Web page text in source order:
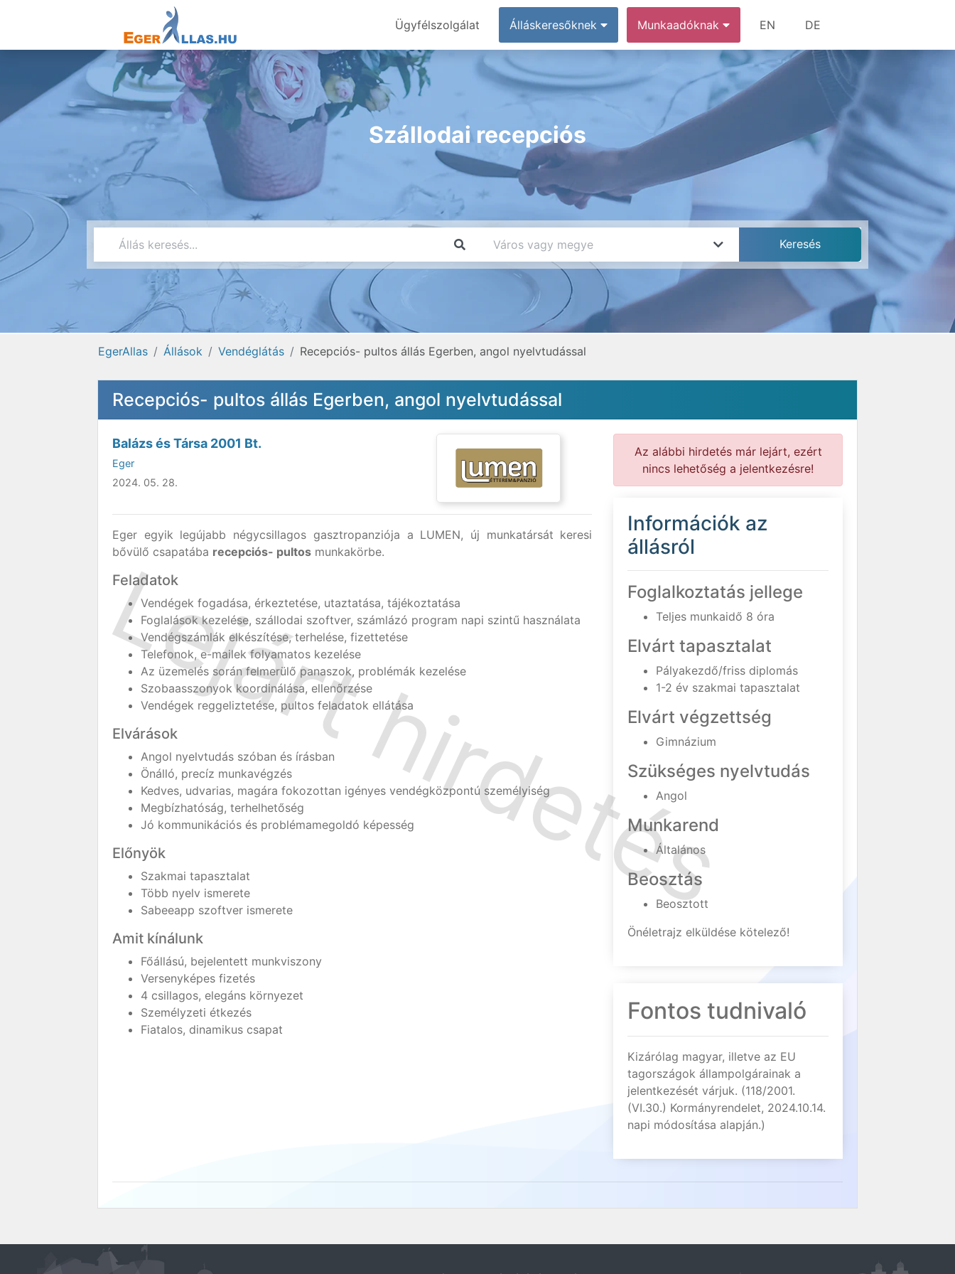
Ügyfélszolgálat Álláskeresőknek Munkaadóknak EN DE
Szállodai recepciós
EgerAllas Állások Vendéglátás Recepciós- pultos állás Egerben, angol nyelvtudással
Recepciós- pultos állás Egerben, angol nyelvtudással
Balázs és Társa 2001 Bt.
Eger
2024. 05. 28.
Eger egyik legújabb négycsillagos gasztropanziója a LUMEN, új munkatársát keresi
bővülő csapatába recepciós- pultos munkakörbe.
Feladatok
Vendégek fogadása, érkeztetése, utaztatása, tájékoztatása
Foglalások kezelése, szállodai szoftver, számlázó program napi szintű használata
Vendégszámlák elkészítése, terhelése, fizettetése
Telefonok, e-mailek folyamatos kezelése
Az üzemelés során felmerülő panaszok, problémák kezelése
Szobaasszonyok koordinálása, ellenőrzése
Vendégek reggeliztetése, pultos feladatok ellátása
Elvárások
Angol nyelvtudás szóban és írásban
Önálló, precíz munkavégzés
Kedves, udvarias, magára fokozottan igényes vendégközpontú személyiség
Megbízhatóság, terhelhetőség
Jó kommunikációs és problémamegoldó képesség
Előnyök
Szakmai tapasztalat
Több nyelv ismerete
Sabeeapp szoftver ismerete
Amit kínálunk
Főállású, bejelentett munkviszony
Versenyképes fizetés
4 csillagos, elegáns környezet
Személyzeti étkezés
Fiatalos, dinamikus csapat
Az alábbi hirdetés már lejárt, ezért
nincs lehetőség a jelentkezésre!
Információk az
állásról
Foglalkoztatás jellege
Teljes munkaidő 8 óra
Elvárt tapasztalat
Pályakezdő/friss diplomás
1-2 év szakmai tapasztalat
Elvárt végzettség
Gimnázium
Szükséges nyelvtudás
Angol
Munkarend
Általános
Beosztás
Beosztott
Önéletrajz elküldése kötelező!
Fontos tudnivaló
Kizárólag magyar, illetve az EU
tagországok állampolgárainak a
jelentkezését várjuk. (118/2001.
(VI.30.) Kormányrendelet, 2024.10.14.
napi módosítása alapján.)